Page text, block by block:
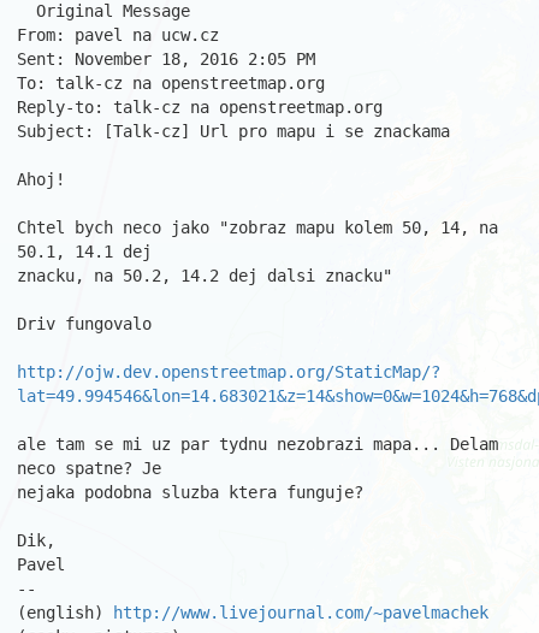
Original Message
From: pavel na ucw.cz
Sent: November 18, 2016 2:05 PM
To: talk-cz na openstreetmap.org
Reply-to: talk-cz na openstreetmap.org
Subject: [Talk-cz] Url pro mapu i se znackama
Ahoj!
Chtel bych neco jako "zobraz mapu kolem 50, 14, na
50.1, 14.1 dej
znacku, na 50.2, 14.2 dej dalsi znacku"
Driv fungovalo
http://ojw.dev.openstreetmap.org/StaticMap/?
ale tam se mi uz par tydnu nezobrazi mapa... Delam
neco spatne? Je
nejaka podobna sluzba ktera funguje?
Dik,
Pavel
--
(english)
http://www.livejournal.com/~pavelmachek